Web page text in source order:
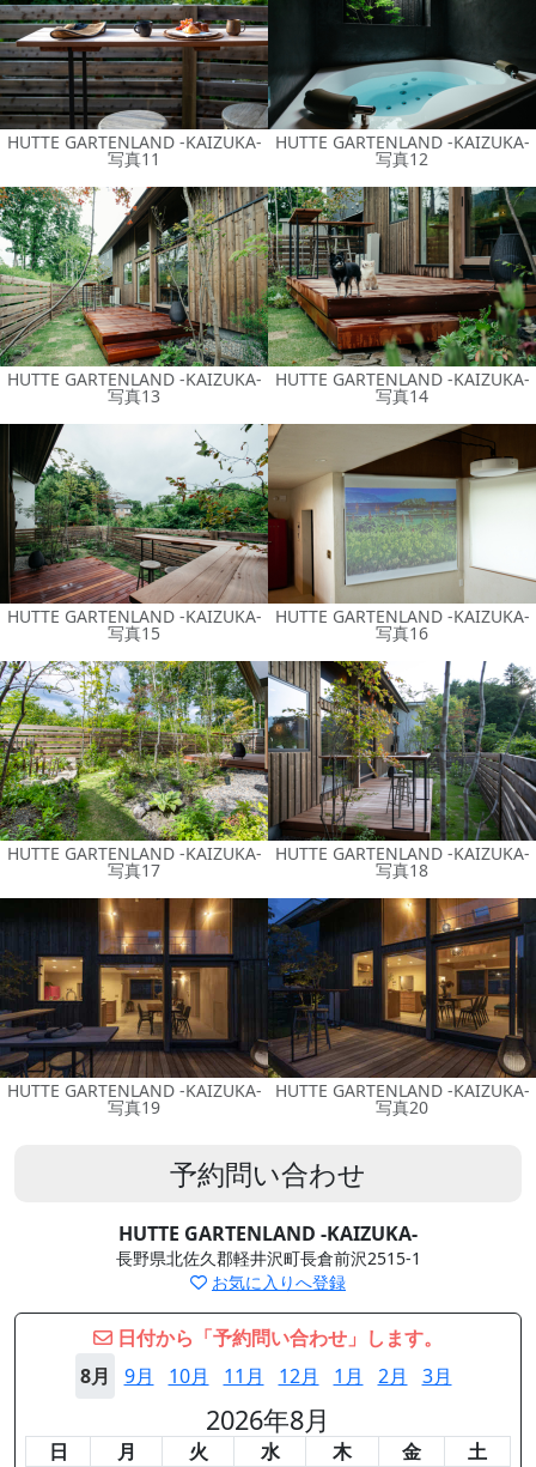
HUTTE GARTENLAND -KAIZUKA-
写真11
HUTTE GARTENLAND -KAIZUKA-
写真12
HUTTE GARTENLAND -KAIZUKA-
写真13
HUTTE GARTENLAND -KAIZUKA-
写真14
HUTTE GARTENLAND -KAIZUKA-
写真15
HUTTE GARTENLAND -KAIZUKA-
写真16
HUTTE GARTENLAND -KAIZUKA-
写真17
HUTTE GARTENLAND -KAIZUKA-
写真18
HUTTE GARTENLAND -KAIZUKA-
写真19
HUTTE GARTENLAND -KAIZUKA-
写真20
予約問い合わせ
HUTTE GARTENLAND -KAIZUKA-
長野県北佐久郡軽井沢町長倉前沢2515-1
お気に入りへ登録
日付から「予約問い合わせ」します。
8月
9月 10月 11月 12月 1月 2月 3月
2026年8月
日 月 火 水 木 金 土